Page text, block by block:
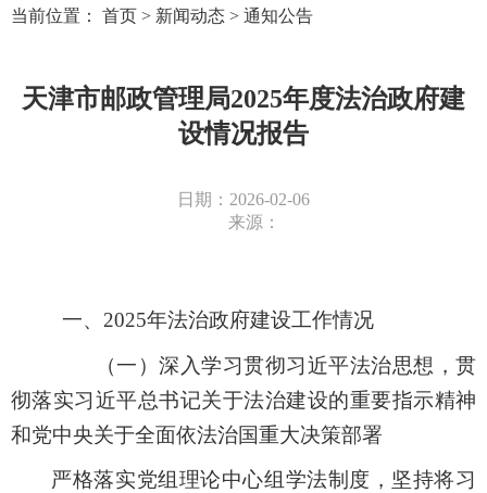
当前位置： 首页 > 新闻动态 > 通知公告
天津市邮政管理局2025年度法治政府建
设情况报告
日期：2026-02-06
来源：
一、2025年法治政府建设工作情况
（一）深入学习贯彻习近平法治思想，贯
彻落实习近平总书记关于法治建设的重要指示精神
和党中央关于全面依法治国重大决策部署
严格落实党组理论中心组学法制度，坚持将习